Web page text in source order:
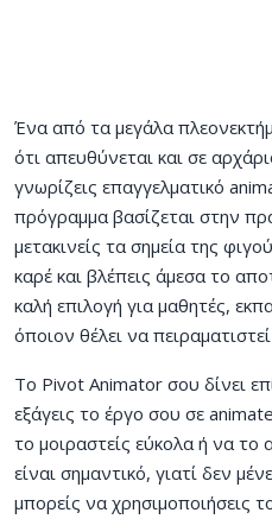
Ένα από τα μεγάλα
ότι απευθύνεται και σε
γνωρίζεις επαγγελματικό
πρόγραμμα βασίζεται στην
μετακινείς τα σημεία της
καρέ και βλέπεις άμεσα το
καλή επιλογή για μαθητές,
όποιον θέλει να
Το Pivot Animator σου δίνει
εξάγεις το έργο σου σε
το μοιραστείς εύκολα ή να το
είναι σημαντικό, γιατί δεν
μπορείς να χρησιμοποιήσεις